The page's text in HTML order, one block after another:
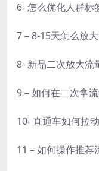
6- 怎么优化人群标
7 – 8-15天怎么放
8- 新品二次放大流
9 – 如何在二次拿
10- 直通车如何拉
11 – 如何操作推